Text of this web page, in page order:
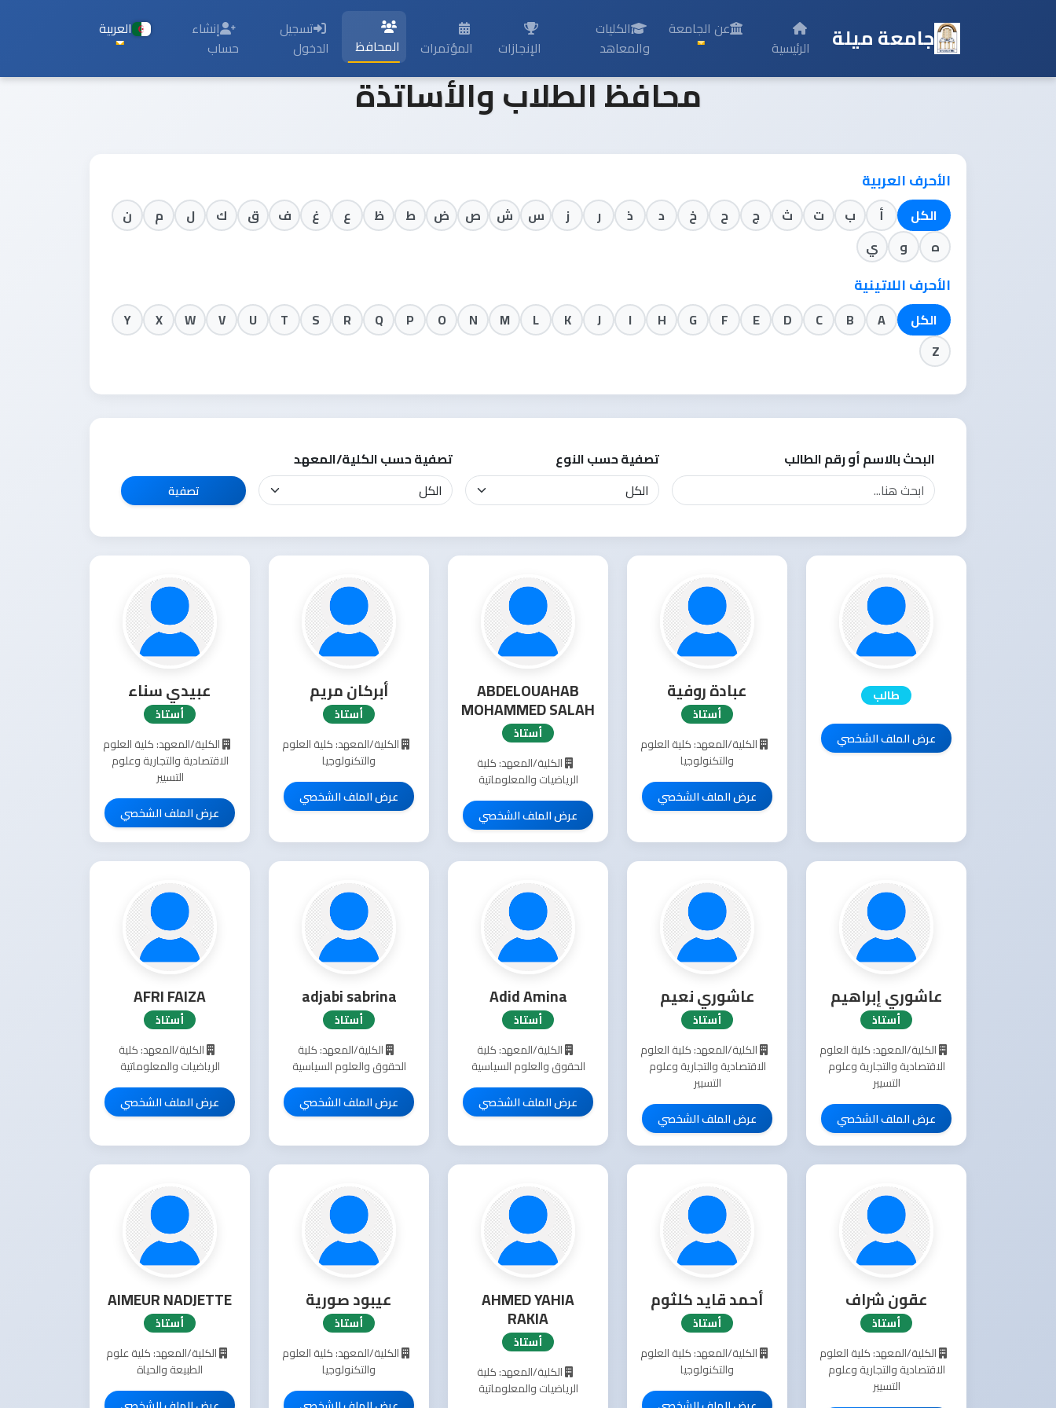
جامعة ميلة الرئيسية
عن الجامعة
الكليات
والمعاهد
الإنجازات المؤتمرات المحافظ
تسجيل
الدخول
إنشاء
حساب
العربية
محافظ الطلاب والأساتذة
الأحرف العربية
الكل أ ب ت ث ج ح خ د ذ ر ز س ش ص ض ط ظ ع غ ف ق ك ل م
ن
ه
و ي
الأحرف اللاتينية
الكل A
B
C
D
E
F
G
H
I
J
K
L
M
N
O
P
Q
R
S
T
U
V
W
X
Y
Z
البحث بالاسم أو رقم الطالب تصفية حسب النوع تصفية حسب الكلية/المعهد
تصفية
طالب
عرض الملف الشخصي
عبادة روفية
أستاذ
الكلية/المعهد: كلية العلوم
والتكنولوجيا
عرض الملف الشخصي
ABDELOUAHAB
MOHAMMED SALAH
أستاذ
الكلية/المعهد: كلية
الرياضيات والمعلوماتية
عرض الملف الشخصي
أبركان مريم
أستاذ
الكلية/المعهد: كلية العلوم
والتكنولوجيا
عرض الملف الشخصي
عبيدي سناء
أستاذ
الكلية/المعهد: كلية العلوم
الاقتصادية والتجارية وعلوم
التسيير
عرض الملف الشخصي
عاشوري إبراهيم
أستاذ
الكلية/المعهد: كلية العلوم
الاقتصادية والتجارية وعلوم
التسيير
عرض الملف الشخصي
عاشوري نعيم
أستاذ
الكلية/المعهد: كلية العلوم
الاقتصادية والتجارية وعلوم
التسيير
عرض الملف الشخصي
Adid Amina
أستاذ
الكلية/المعهد: كلية
الحقوق والعلوم السياسية
عرض الملف الشخصي
adjabi sabrina
أستاذ
الكلية/المعهد: كلية
الحقوق والعلوم السياسية
عرض الملف الشخصي
AFRI FAIZA
أستاذ
الكلية/المعهد: كلية
الرياضيات والمعلوماتية
عرض الملف الشخصي
عقون شراف
أستاذ
الكلية/المعهد: كلية العلوم
الاقتصادية والتجارية وعلوم
التسيير
أحمد قايد كلثوم
أستاذ
الكلية/المعهد: كلية العلوم
والتكنولوجيا
AHMED YAHIA
RAKIA
أستاذ
الكلية/المعهد: كلية
الرياضيات والمعلوماتية
عيبود صورية
أستاذ
الكلية/المعهد: كلية العلوم
والتكنولوجيا
AIMEUR NADJETTE
أستاذ
الكلية/المعهد: كلية علوم
الطبيعة والحياة